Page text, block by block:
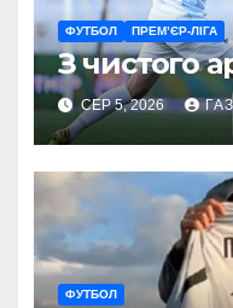
ФУТБОЛ ПРЕМ’ЄР-ЛІГА
З чистого
СЕР 5, 2026
ФУТБОЛ